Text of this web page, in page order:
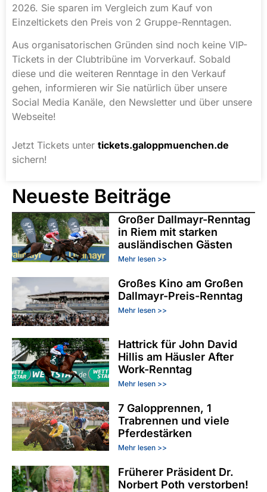
2026. Sie sparen im Vergleich zum Kauf von
Einzeltickets den Preis von 2 Gruppe-Renntagen.
Aus organisatorischen Gründen sind noch keine VIP-
Tickets in der Clubtribüne im Vorverkauf. Sobald
diese und die weiteren Renntage in den Verkauf
gehen, informieren wir Sie natürlich über unsere
Social Media Kanäle, den Newsletter und über unsere
Webseite!
Jetzt Tickets unter tickets.galoppmuenchen.de
sichern!
Neueste Beiträge
Großer Dallmayr-Renntag
in Riem mit starken
ausländischen Gästen
Mehr lesen >>
Großes Kino am Großen
Dallmayr-Preis-Renntag
Mehr lesen >>
Hattrick für John David
Hillis am Häusler After
Work-Renntag
Mehr lesen >>
7 Galopprennen, 1
Trabrennen und viele
Pferdestärken
Mehr lesen >>
Früherer Präsident Dr.
Norbert Poth verstorben!